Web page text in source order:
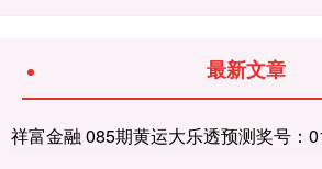
最新文章
祥富金融 085期黄运大乐透预测奖号：